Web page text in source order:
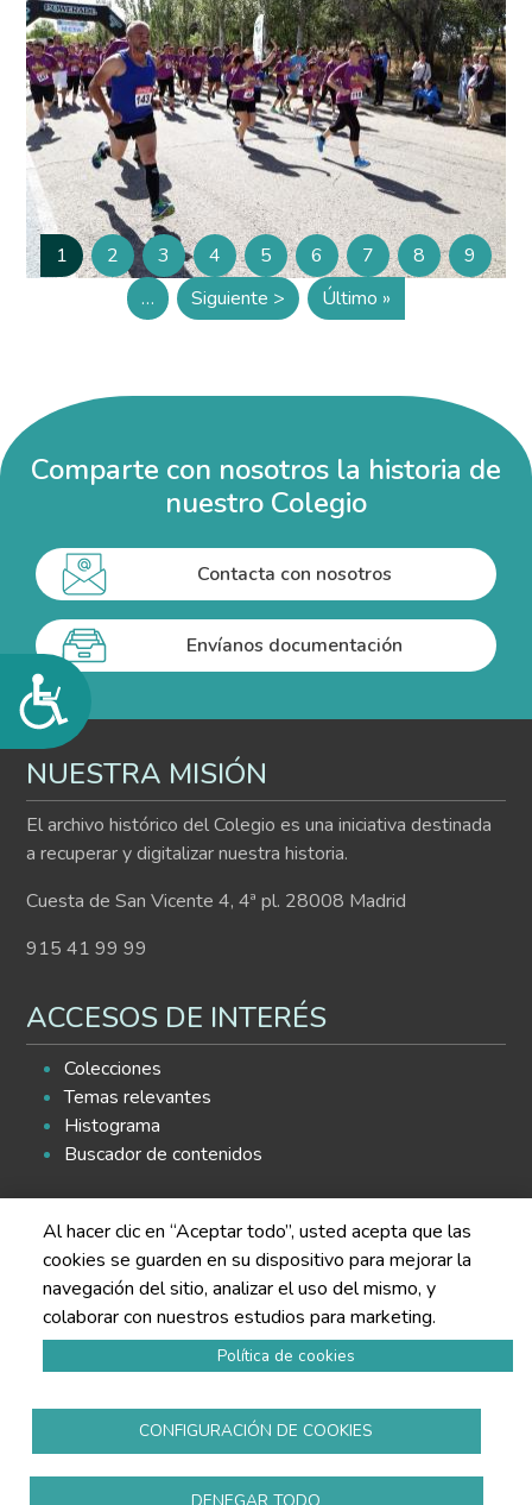
Accesibilidad
Paginación
Página
1 Página
2 Página
3 Página
4 Página
5 Página
6 Página
7 Página
8 Página
9
…
Siguiente página
Siguiente > Última página
Último »
Comparte con nosotros la historia de
nuestro Colegio
Contacta con nosotros
Envíanos documentación
NUESTRA MISIÓN
El archivo histórico del Colegio es una iniciativa destinada
a recuperar y digitalizar nuestra historia.
Cuesta de San Vicente 4, 4ª pl. 28008 Madrid
915 41 99 99
ACCESOS DE INTERÉS
Colecciones
Temas relevantes
Histograma
Buscador de contenidos
SÍGUENOS EN LAS REDES
Aviso legal
Al hacer clic en “Aceptar todo”, usted acepta que las
cookies se guarden en su dispositivo para mejorar la
navegación del sitio, analizar el uso del mismo, y
colaborar con nuestros estudios para marketing.
Política de cookies
CONFIGURACIÓN DE COOKIES
DENEGAR TODO